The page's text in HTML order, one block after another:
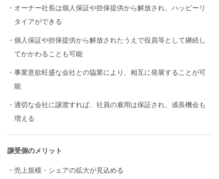
オーナー社長は個人保証や担保提供から解放され、ハッピーリ
タイアができる
個人保証や担保提供から解放されたうえで役員等として継続し
てかかわることも可能
事業意欲旺盛な会社との協業により、相互に発展することが可
能
適切な会社に譲渡すれば、社員の雇用は保証され、成長機会も
増える
譲受側のメリット
売上規模・シェアの拡大が見込める